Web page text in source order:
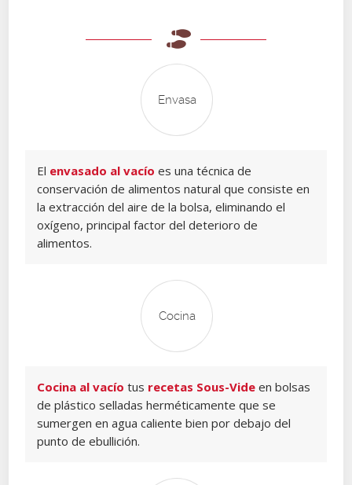
Envasa
El envasado al vacío es una técnica de
conservación de alimentos natural que consiste en
la extracción del aire de la bolsa, eliminando el
oxígeno, principal factor del deterioro de
alimentos.
Cocina
Cocina al vacío tus recetas Sous-Vide en bolsas
de plástico selladas herméticamente que se
sumergen en agua caliente bien por debajo del
punto de ebullición.